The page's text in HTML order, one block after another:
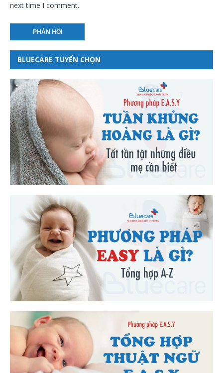
next time I comment.
BLUECARE TUYỂN CHỌN